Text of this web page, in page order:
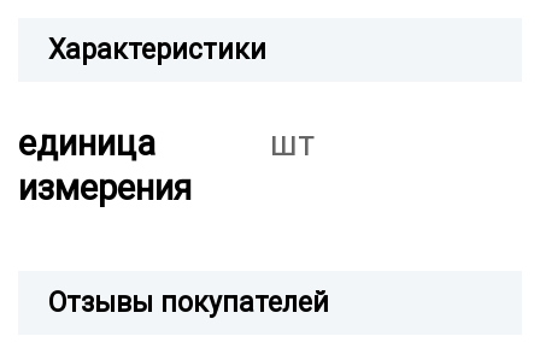
Характеристики
единица
измерения
шт
Отзывы покупателей